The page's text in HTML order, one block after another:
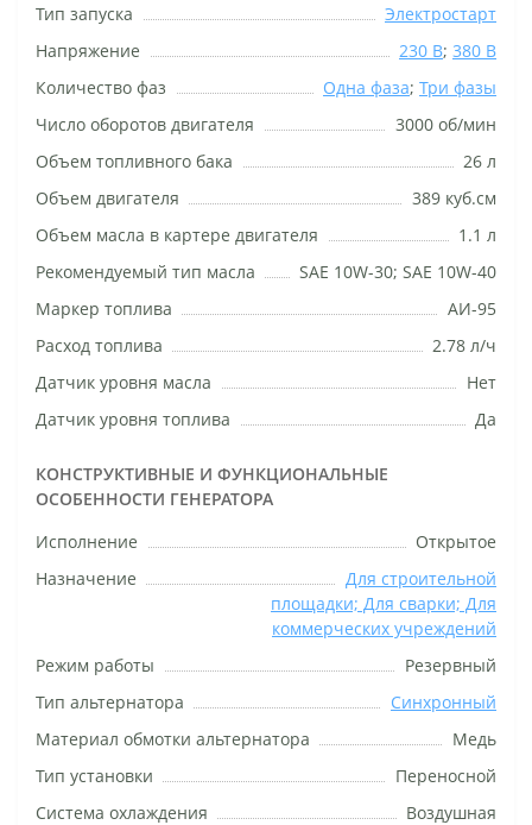
Тип запуска
Электростарт
Напряжение
230 В; 380 В
Количество фаз
Одна фаза; Три фазы
Число оборотов двигателя
3000 об/мин
Объем топливного бака
26 л
Объем двигателя
389 куб.см
Объем масла в картере двигателя
1.1 л
Рекомендуемый тип масла
SAE 10W-30; SAE 10W-40
Маркер топлива
АИ-95
Расход топлива
2.78 л/ч
Датчик уровня масла
Нет
Датчик уровня топлива
Да
КОНСТРУКТИВНЫЕ И ФУНКЦИОНАЛЬНЫЕ
ОСОБЕННОСТИ ГЕНЕРАТОРА
Исполнение
Открытое
Назначение
Для строительной
площадки; Для сварки; Для
коммерческих учреждений
Режим работы
Резервный
Тип альтернатора
Синхронный
Материал обмотки альтернатора
Медь
Тип установки
Переносной
Система охлаждения
Воздушная